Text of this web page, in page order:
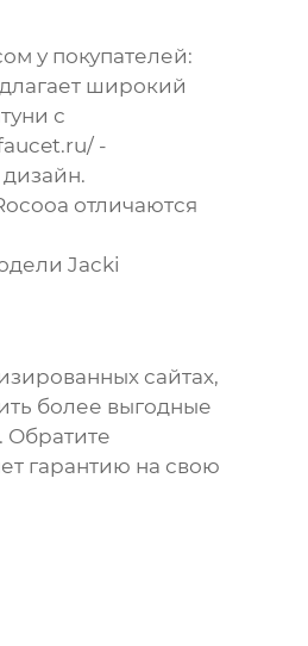
у покупателей:
широкий
с
-
отличаются
Jacki
сайтах,
более выгодные
Обратите
гарантию на свою